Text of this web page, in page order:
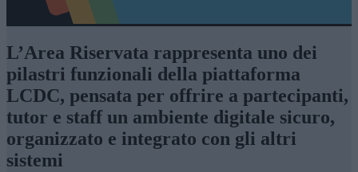
L’Area Riservata rappresenta uno dei
pilastri funzionali della piattaforma
LCDC, pensata per offrire a partecipanti,
tutor e staff un ambiente digitale sicuro,
organizzato e integrato con gli altri
sistemi